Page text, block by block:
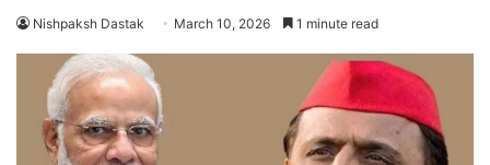
Nishpaksh Dastak March 10, 2026 1 minute read